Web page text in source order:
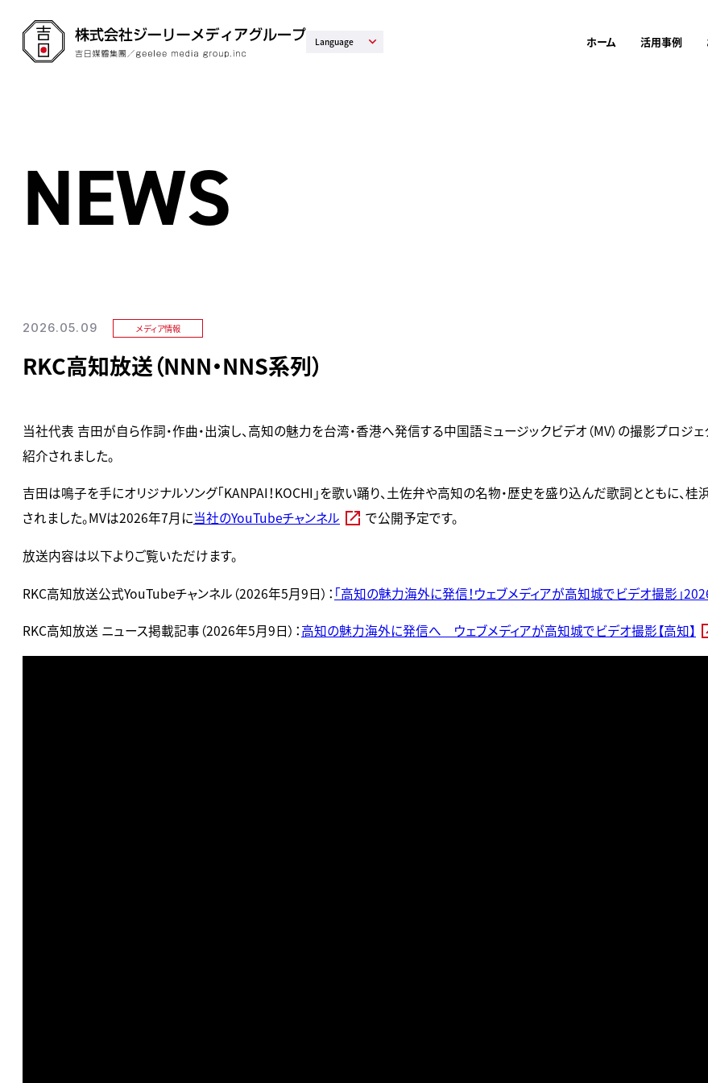
Language ホーム 活用事例
NEWS
2026.05.09 メディア情報
RKC高知放送（NNN・NNS系列）
当社代表 吉田が自ら作詞・作曲・出演し、高知の魅力を台湾・香港へ発信する中国語ミュージックビデオ（MV）の撮影プロジ
紹介されました。
吉田は鳴子を手にオリジナルソング「KANPAI！KOCHI」を歌い踊り、土佐弁や高知の名物・歴史を盛り込んだ歌詞とともに
されました。MVは2026年7月に当社のYouTubeチャンネル で公開予定です。
放送内容は以下よりご覧いただけます。
RKC高知放送公式YouTubeチャンネル（2026年5月9日）： 「高知の魅力海外に発信！ウェブメディアが高知城でビデオ撮影」
RKC高知放送 ニュース掲載記事（2026年5月9日）：高知の魅力海外に発信へ ウェブメディアが高知城でビデオ撮影【高知】